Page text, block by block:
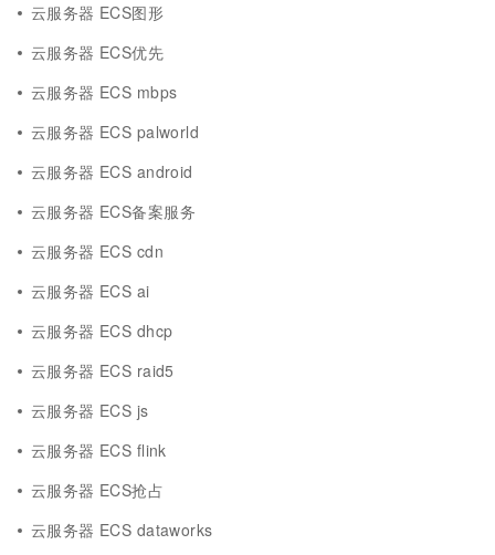
云服务器 ECS图形
云服务器 ECS优先
云服务器 ECS mbps
云服务器 ECS palworld
云服务器 ECS android
云服务器 ECS备案服务
云服务器 ECS cdn
云服务器 ECS ai
云服务器 ECS dhcp
云服务器 ECS raid5
云服务器 ECS js
云服务器 ECS flink
云服务器 ECS抢占
云服务器 ECS dataworks